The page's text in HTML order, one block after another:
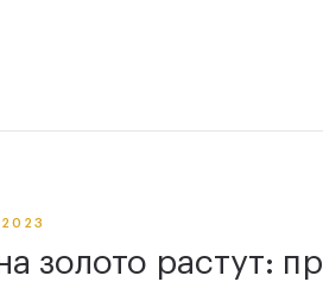
золото растут: